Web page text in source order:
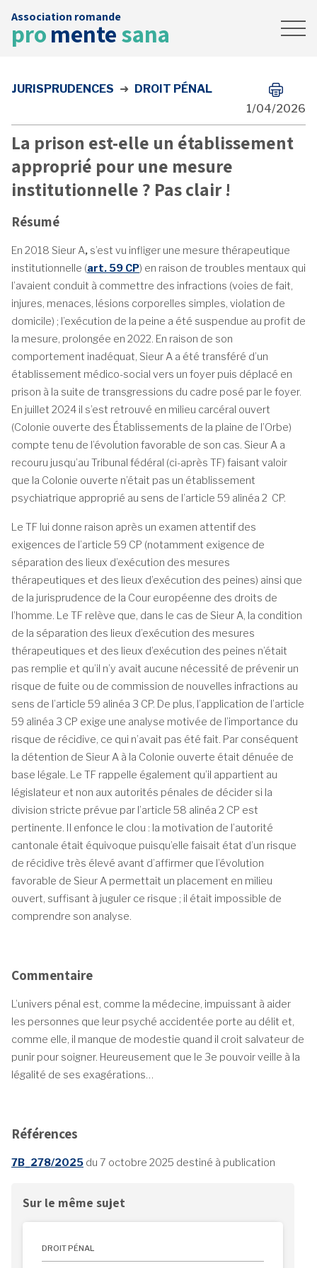
Association romande
promentesana
News
JURISPRUDENCES ➜ DROIT PÉNAL
1/04/2026
La prison est-elle un établissement
approprié pour une mesure
institutionnelle ? Pas clair !
Résumé
En 2018 Sieur A, s’est vu infliger une mesure thérapeutique
institutionnelle (art. 59 CP) en raison de troubles mentaux qui
l’avaient conduit à commettre des infractions (voies de fait,
injures, menaces, lésions corporelles simples, violation de
domicile) ; l’exécution de la peine a été suspendue au profit de
la mesure, prolongée en 2022. En raison de son
comportement inadéquat, Sieur A a été transféré d’un
établissement médico-social vers un foyer puis déplacé en
prison à la suite de transgressions du cadre posé par le foyer.
En juillet 2024 il s’est retrouvé en milieu carcéral ouvert
(Colonie ouverte des Établissements de la plaine de l’Orbe)
compte tenu de l’évolution favorable de son cas. Sieur A a
recouru jusqu’au Tribunal fédéral (ci-après TF) faisant valoir
que la Colonie ouverte n’était pas un établissement
psychiatrique approprié au sens de l’article 59 alinéa 2 CP.
Le TF lui donne raison après un examen attentif des
exigences de l’article 59 CP (notamment exigence de
séparation des lieux d’exécution des mesures
thérapeutiques et des lieux d’exécution des peines) ainsi que
de la jurisprudence de la Cour européenne des droits de
l’homme. Le TF relève que, dans le cas de Sieur A, la condition
de la séparation des lieux d’exécution des mesures
thérapeutiques et des lieux d’exécution des peines n’était
pas remplie et qu’il n’y avait aucune nécessité de prévenir un
risque de fuite ou de commission de nouvelles infractions au
sens de l’article 59 alinéa 3 CP. De plus, l’application de l’article
59 alinéa 3 CP exige une analyse motivée de l’importance du
risque de récidive, ce qui n’avait pas été fait. Par conséquent
la détention de Sieur A à la Colonie ouverte était dénuée de
base légale. Le TF rappelle également qu’il appartient au
législateur et non aux autorités pénales de décider si la
division stricte prévue par l’article 58 alinéa 2 CP est
pertinente. Il enfonce le clou : la motivation de l’autorité
cantonale était équivoque puisqu’elle faisait état d’un risque
de récidive très élevé avant d’affirmer que l’évolution
favorable de Sieur A permettait un placement en milieu
ouvert, suffisant à juguler ce risque ; il était impossible de
comprendre son analyse.
Commentaire
L’univers pénal est, comme la médecine, impuissant à aider
les personnes que leur psyché accidentée porte au délit et,
comme elle, il manque de modestie quand il croit salvateur de
punir pour soigner. Heureusement que le 3e pouvoir veille à la
légalité de ses exagérations…
Références
7B_278/2025 du 7 octobre 2025 destiné à publication
Sur le même sujet
DROIT PÉNAL